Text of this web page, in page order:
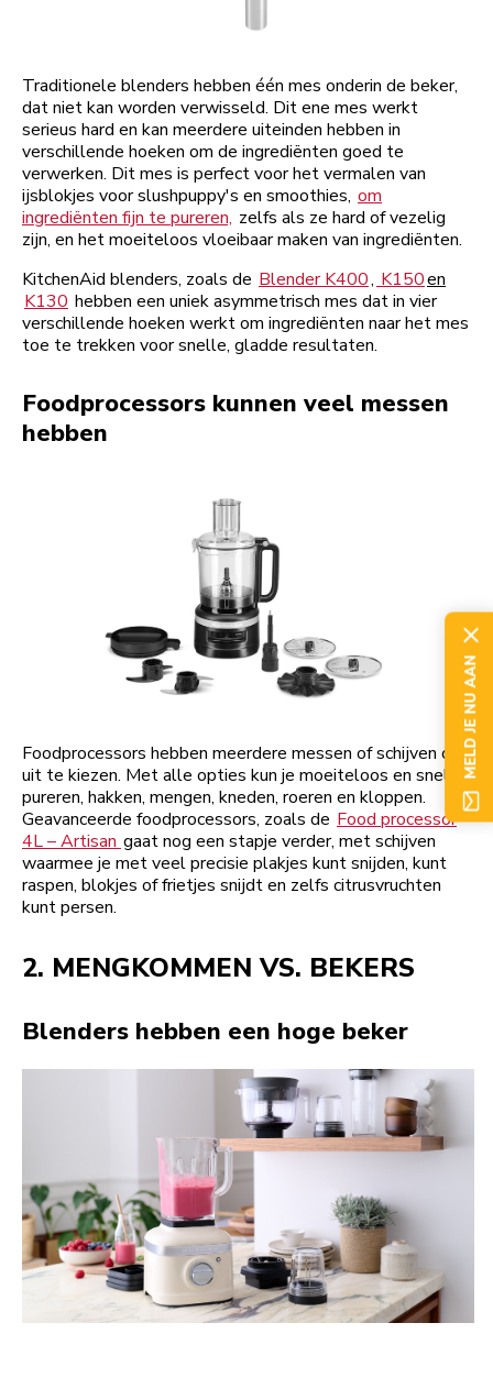
Traditionele blenders hebben één mes onderin de beker,
dat niet kan worden verwisseld. Dit ene mes werkt
serieus hard en kan meerdere uiteinden hebben in
verschillende hoeken om de ingrediënten goed te
verwerken. Dit mes is perfect voor het vermalen van
ijsblokjes voor slushpuppy's en smoothies, om
ingrediënten fijn te pureren, zelfs als ze hard of vezelig
zijn, en het moeiteloos vloeibaar maken van ingrediënten.
KitchenAid blenders, zoals de Blender K400, K150en
K130 hebben een uniek asymmetrisch mes dat in vier
verschillende hoeken werkt om ingrediënten naar het mes
toe te trekken voor snelle, gladde resultaten.
Foodprocessors kunnen veel messen
hebben
Foodprocessors hebben meerdere messen of schijven om
uit te kiezen. Met alle opties kun je moeiteloos en snel
pureren, hakken, mengen, kneden, roeren en kloppen.
Geavanceerde foodprocessors, zoals de Food processor
4L – Artisan gaat nog een stapje verder, met schijven
waarmee je met veel precisie plakjes kunt snijden, kunt
raspen, blokjes of frietjes snijdt en zelfs citrusvruchten
kunt persen.
2. MENGKOMMEN VS. BEKERS
Blenders hebben een hoge beker
MELD JE NU AAN